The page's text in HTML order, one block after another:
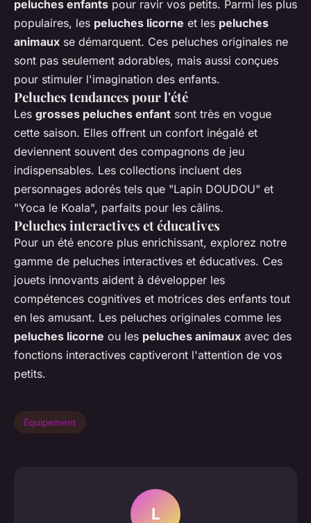
peluches enfants pour ravir vos petits. Parmi les plus
populaires, les peluches licorne et les peluches
animaux se démarquent. Ces peluches originales ne
sont pas seulement adorables, mais aussi conçues
pour stimuler l'imagination des enfants.
Peluches tendances pour l'été
Les grosses peluches enfant sont très en vogue
cette saison. Elles offrent un confort inégalé et
deviennent souvent des compagnons de jeu
indispensables. Les collections incluent des
personnages adorés tels que "Lapin DOUDOU" et
"Yoca le Koala", parfaits pour les câlins.
Peluches interactives et éducatives
Pour un été encore plus enrichissant, explorez notre
gamme de peluches interactives et éducatives. Ces
jouets innovants aident à développer les
compétences cognitives et motrices des enfants tout
en les amusant. Les peluches originales comme les
peluches licorne ou les peluches animaux avec des
fonctions interactives captiveront l'attention de vos
petits.
Équipement
L